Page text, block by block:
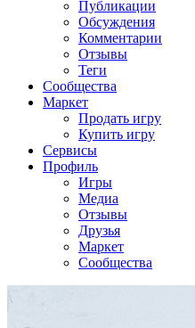
Публикации
Обсуждения
Комментарии
Отзывы
Теги
Сообщества
Маркет
Продать игру
Купить игру
Сервисы
Профиль
Игры
Медиа
Отзывы
Друзья
Маркет
Сообщества